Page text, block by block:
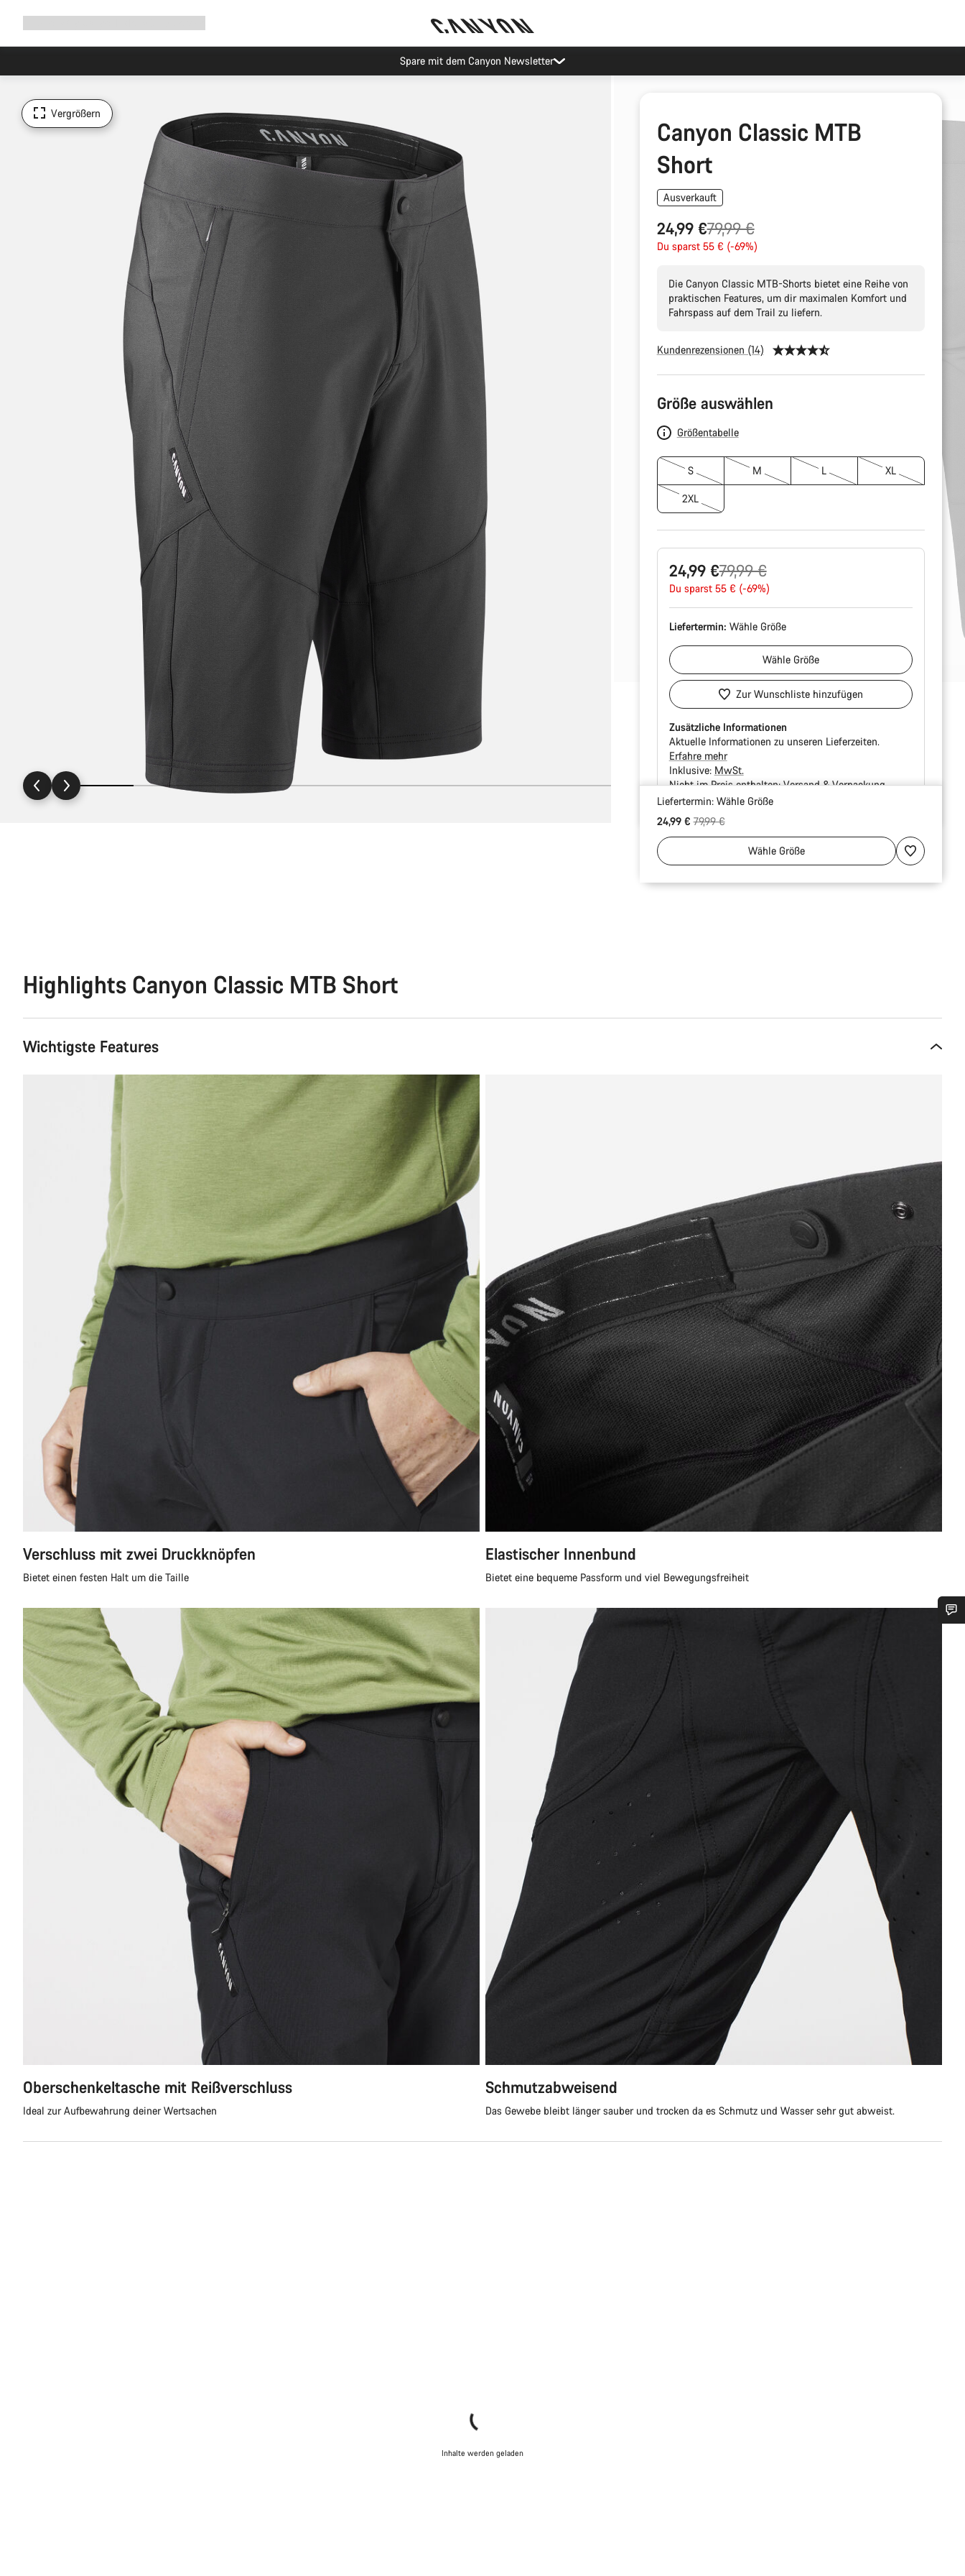
Spare mit dem Canyon Newsletter
Vergrößern
Canyon Classic MTB
Short
Ausverkauft
24,99 €
Ursprungspreis
79,99 €
Du sparst 55 € (-69%)
Die Canyon Classic MTB-Shorts bietet eine Reihe von
praktischen Features, um dir maximalen Komfort und
Fahrspass auf dem Trail zu liefern.
Kundenrezensionen (14)
Größe auswählen
Größentabelle
S M L XL
2XL
24,99 €
Ursprungspreis
79,99 €
Du sparst 55 € (-69%)
Liefertermin: Wähle Größe
Wähle Größe
Zur Wunschliste hinzufügen
Zusätzliche Informationen
Aktuelle Informationen zu unseren Lieferzeiten.
Erfahre mehr
Inklusive: MwSt.
Nicht im Preis enthalten:Versand & Verpackung
Liefertermin: Wähle Größe
24,99 €Ursprungspreis
79,99 €
Wähle Größe
Highlights Canyon Classic MTB Short
Wichtigste Features
Verschluss mit zwei Druckknöpfen
Bietet einen festen Halt um die Taille
Elastischer Innenbund
Bietet eine bequeme Passform und viel Bewegungsfreiheit
Oberschenkeltasche mit Reißverschluss
Ideal zur Aufbewahrung deiner Wertsachen
Schmutzabweisend
Das Gewebe bleibt länger sauber und trocken da es Schmutz und Wasser sehr gut abweist.
Inhalte werden geladen
Benötigst du Hilfe?
Schließen